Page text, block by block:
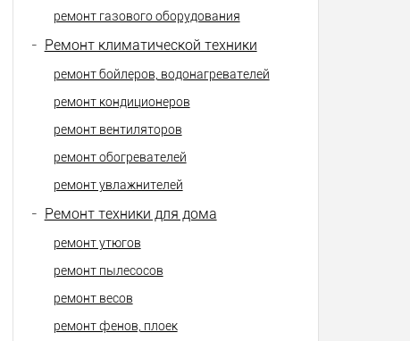
ремонт газового оборудования
- Ремонт климатической техники
ремонт бойлеров, водонагревателей
ремонт кондиционеров
ремонт вентиляторов
ремонт обогревателей
ремонт увлажнителей
- Ремонт техники для дома
ремонт утюгов
ремонт пылесосов
ремонт весов
ремонт фенов, плоек